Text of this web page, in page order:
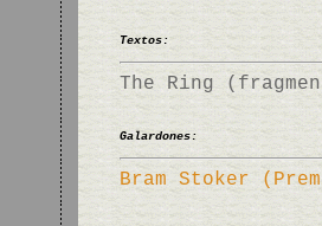
Textos:
The Ring
Galardones:
Bram Stoker